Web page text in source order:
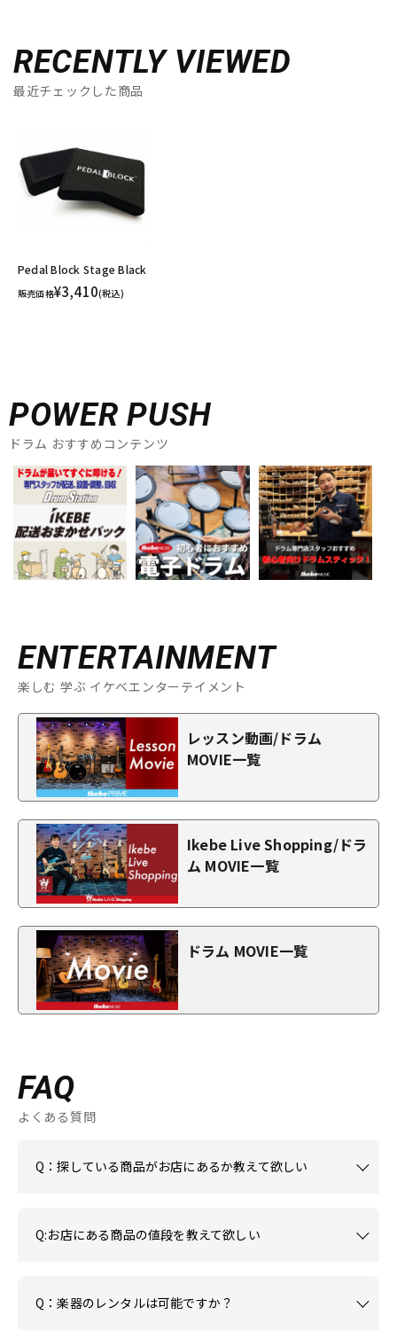
RECENTLY VIEWED
最近チェックした商品
Pedal Block Stage Black
販売価格¥3,410(税込)
POWER PUSH
ドラム おすすめコンテンツ
ENTERTAINMENT
楽しむ 学ぶ イケベエンターテイメント
レッスン動画/ドラム
MOVIE一覧
Ikebe Live Shopping/ドラ
ム MOVIE一覧
ドラム MOVIE一覧
FAQ
よくある質問
Q：探している商品がお店にあるか教えて欲しい
Q:お店にある商品の値段を教えて欲しい
Q：楽器のレンタルは可能ですか？